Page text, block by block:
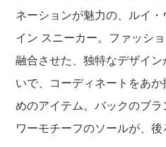
ネーションが魅力の、ルイ
イン スニーカー。ファッシ
融合させた、独特なデザイ
いで、コーディネートをあ
めのアイテム。バックのブ
ワーモチーフのソールが、後